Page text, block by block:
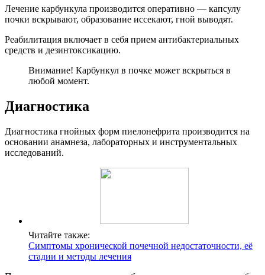
Лечение карбункула производится оперативно — капсулу
почки вскрывают, образование иссекают, гной выводят.
Реабилитация включает в себя прием антибактериальных
средств и дезинтоксикацию.
Внимание! Карбункул в почке может вскрыться в
любой момент.
Диагностика
Диагностика гнойных форм пиелонефрита производится на
основании анамнеза, лабораторных и инструментальных
исследований.
Читайте также:
Симптомы хронической почечной недостаточности, её
стадии и методы лечения